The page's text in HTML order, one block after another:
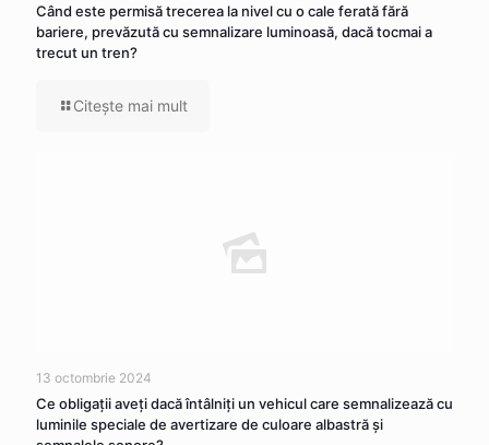
Când este permisă trecerea la nivel cu o cale ferată fără
bariere, prevăzută cu semnalizare luminoasă, dacă tocmai a
trecut un tren?
Citeşte mai mult
13 octombrie 2024
Ce obligaţii aveţi dacă întâlniţi un vehicul care semnalizează cu
luminile speciale de avertizare de culoare albastră şi